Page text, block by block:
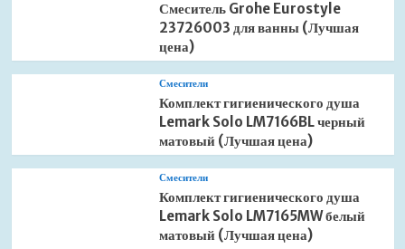
Смеситель Grohe Eurostyle
23726003 для ванны (Лучшая
цена)
Смесители
Комплект гигиенического душа
Lemark Solo LM7166BL черный
матовый (Лучшая цена)
Смесители
Комплект гигиенического душа
Lemark Solo LM7165MW белый
матовый (Лучшая цена)